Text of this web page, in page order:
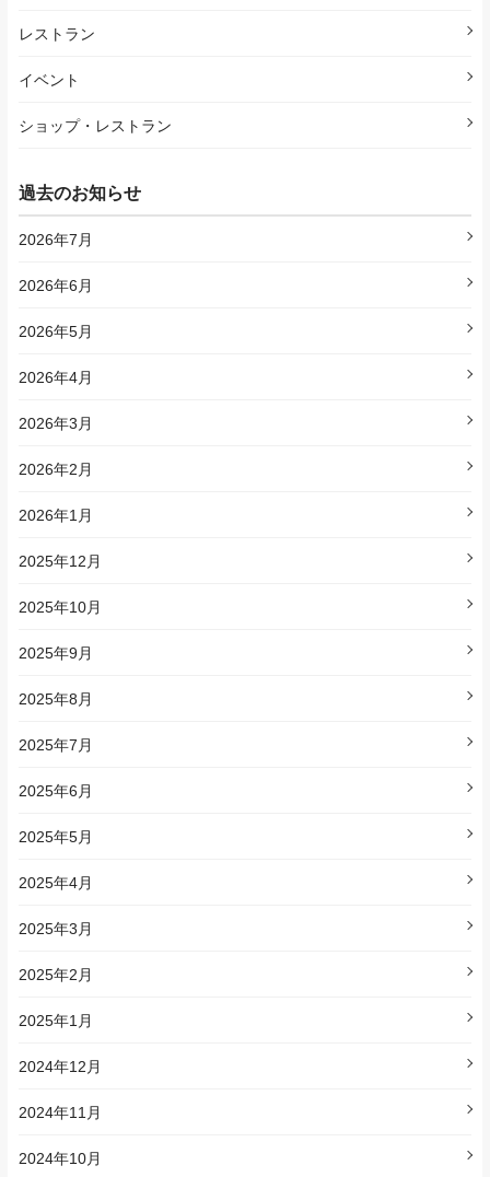
レストラン
イベント
ショップ・レストラン
過去のお知らせ
2026年7月
2026年6月
2026年5月
2026年4月
2026年3月
2026年2月
2026年1月
2025年12月
2025年10月
2025年9月
2025年8月
2025年7月
2025年6月
2025年5月
2025年4月
2025年3月
2025年2月
2025年1月
2024年12月
2024年11月
2024年10月